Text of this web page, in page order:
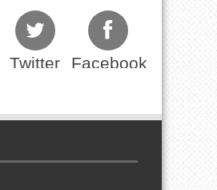
Twitter Facebook